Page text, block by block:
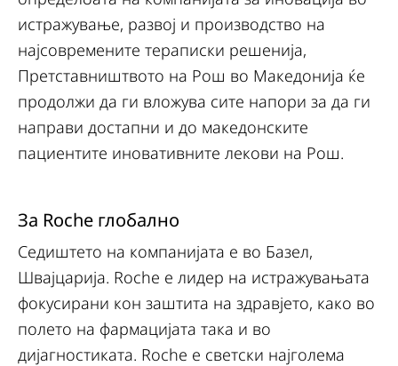
истражување, развој и производство на
најсовремените тераписки решенија,
Претставништвото на Рош во Македонија ќе
продолжи да ги вложува сите напори за да ги
направи достапни и до македонските
пациентите иновативните лекови на Рош.
За Roche глобално
Седиштето на компанијата е во Базел,
Швајцарија. Roche е лидер на истражувањата
фокусирани кон заштита на здравјето, како во
полето на фармацијата така и во
дијагностиката. Roche е светски најголема